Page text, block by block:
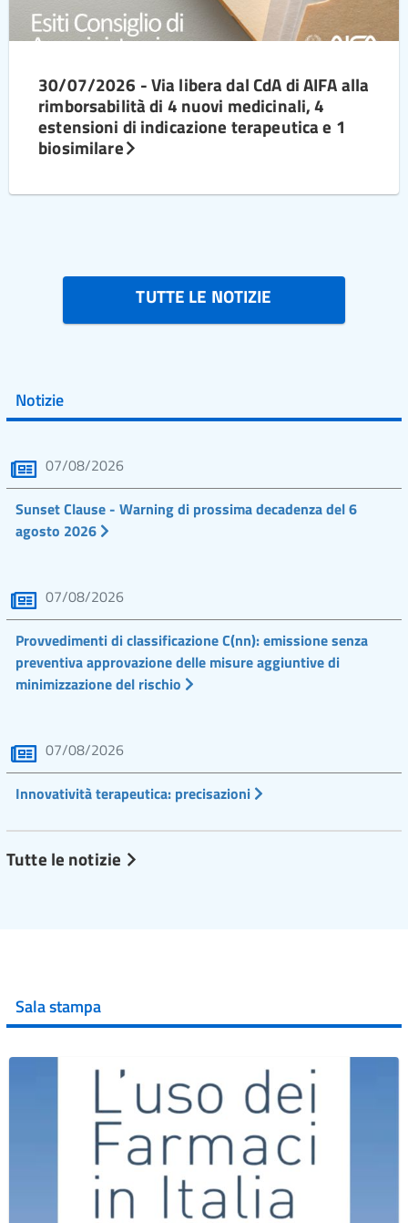
30/07/2026 - Via libera dal CdA di AIFA alla
rimborsabilità di 4 nuovi medicinali, 4
estensioni di indicazione terapeutica e 1
biosimilare
TUTTE LE NOTIZIE
Notizie
07/08/2026
Sunset Clause - Warning di prossima decadenza del 6
agosto 2026
07/08/2026
Provvedimenti di classificazione C(nn): emissione senza
preventiva approvazione delle misure aggiuntive di
minimizzazione del rischio
07/08/2026
Innovatività terapeutica: precisazioni
Tutte le notizie
Sala stampa